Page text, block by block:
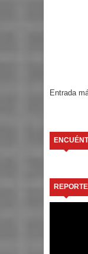
Entrada